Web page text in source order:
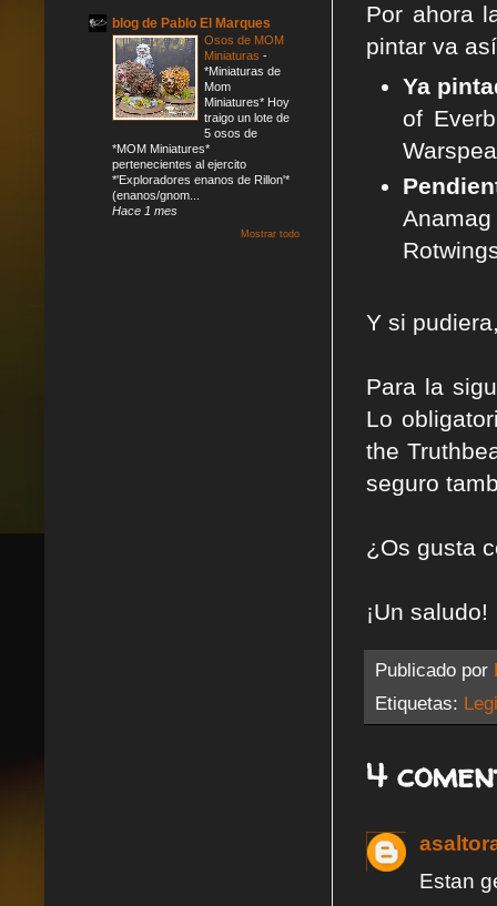
Por ahora
pintar va
Ya
of
Y si
Para la
Lo
the
seguro
¿Os gusta
¡Un saludo!
Publicado por
Etiquetas:
4
Estan
blog de Pablo El Marques
Osos de MOM
Miniaturas -
*Miniaturas de
Mom
Miniatures* Hoy
traigo un lote de
5 osos de
*MOM Miniatures*
pertenecientes al ejercito
*'Exploradores enanos de Rillon'*
(enanos/gnom...
Hace 1 mes
Mostrar todo